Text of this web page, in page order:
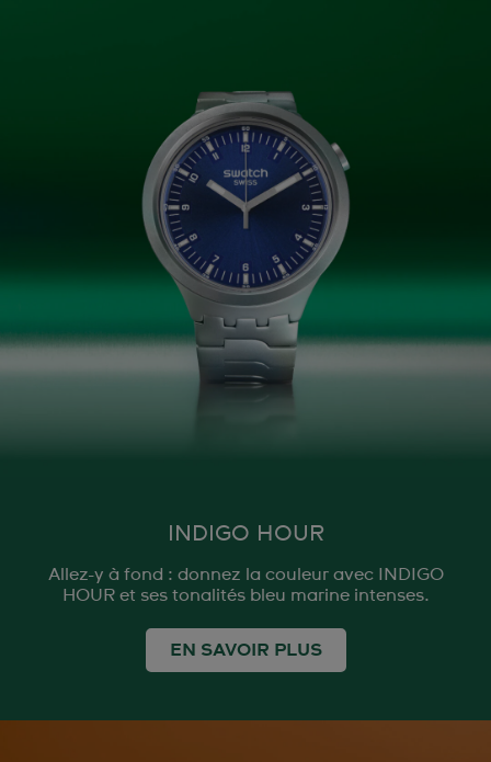
INDIGO HOUR
Allez-y à fond : donnez la couleur avec INDIGO
HOUR et ses tonalités bleu marine intenses.
EN SAVOIR PLUS